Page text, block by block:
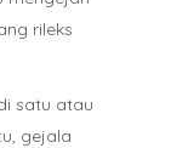
rileks
satu atau
gejala